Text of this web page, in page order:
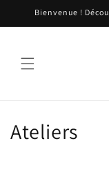
passer
au
Bienvenue !
C
Ateliers